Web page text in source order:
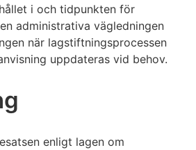
i och tidpunkten för
administrativa vägledningen
när lagstiftningsprocessen
uppdateras vid behov.
enligt lagen om